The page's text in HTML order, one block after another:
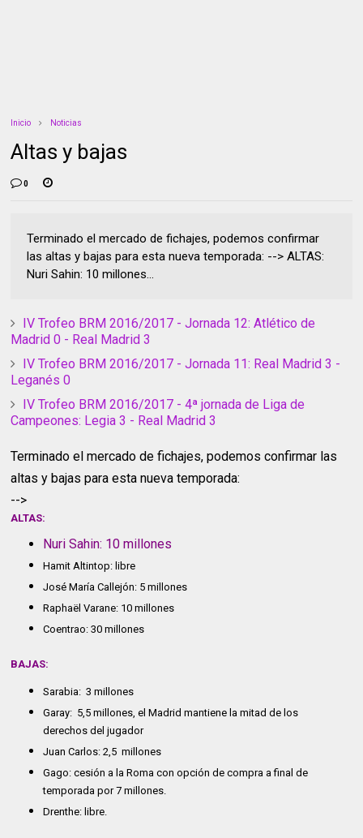
Inicio Noticias
Altas y bajas
0
Terminado el mercado de fichajes, podemos confirmar
las altas y bajas para esta nueva temporada: --> ALTAS:
Nuri Sahin: 10 millones...
IV Trofeo BRM 2016/2017 - Jornada 12: Atlético de
Madrid 0 - Real Madrid 3
IV Trofeo BRM 2016/2017 - Jornada 11: Real Madrid 3 -
Leganés 0
IV Trofeo BRM 2016/2017 - 4ª jornada de Liga de
Campeones: Legia 3 - Real Madrid 3
Terminado el mercado de fichajes, podemos confirmar las
altas y bajas para esta nueva temporada:
-->
ALTAS:
Nuri Sahin: 10 millones
Hamit Altintop: libre
José María Callejón: 5 millones
Raphaël Varane: 10 millones
Coentrao: 30 millones
BAJAS:
Sarabia: 3 millones
Garay: 5,5 millones, el Madrid mantiene la mitad de los
derechos del jugador
Juan Carlos: 2,5 millones
Gago: cesión a la Roma con opción de compra a final de
temporada por 7 millones.
Drenthe: libre.